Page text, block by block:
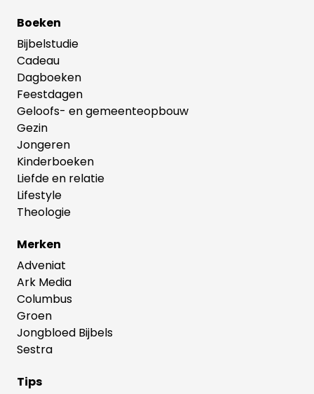
Boeken
Bijbelstudie
Cadeau
Dagboeken
Feestdagen
Geloofs- en gemeenteopbouw
Gezin
Jongeren
Kinderboeken
Liefde en relatie
Lifestyle
Theologie
Merken
Adveniat
Ark Media
Columbus
Groen
Jongbloed Bijbels
Sestra
Tips